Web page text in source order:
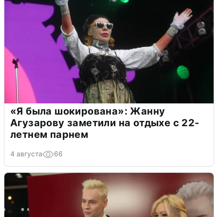
«Я была шокирована»: Жанну
Агузарову заметили на отдыхе с 22-
летнем парнем
4 августа 66